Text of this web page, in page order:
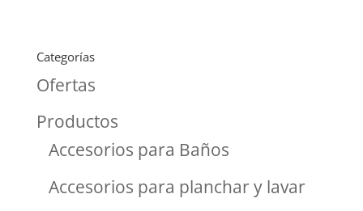
Categorías
Ofertas
Productos
Accesorios para Baños
Accesorios para planchar y lavar